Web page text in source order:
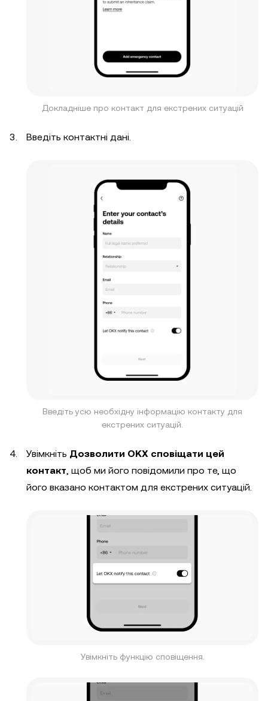
Докладніше про контакт для екстрених ситуацій
Введіть контактні дані.
Введіть усю необхідну інформацію контакту для
екстрених ситуацій.
Увімкніть Дозволити OKX сповіщати цей
контакт, щоб ми його повідомили про те, що
його вказано контактом для екстрених ситуацій.
Увімкніть функцію сповіщення.